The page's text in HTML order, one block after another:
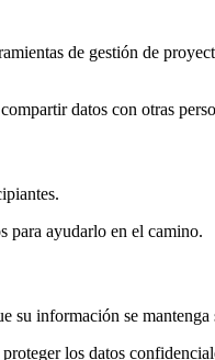
de gestión de
datos con otras
para ayudarlo en el camino.
su información se mantenga
los datos